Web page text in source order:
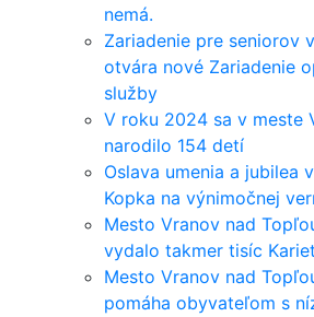
nemá.
Zariadenie pre seniorov
otvára nové Zariadenie
služby
V roku 2024 sa v meste
narodilo 154 detí
Oslava umenia a jubilea
Kopka na výnimočnej
Mesto Vranov nad
vydalo takmer tisíc
Mesto Vranov nad
pomáha obyvateľom s